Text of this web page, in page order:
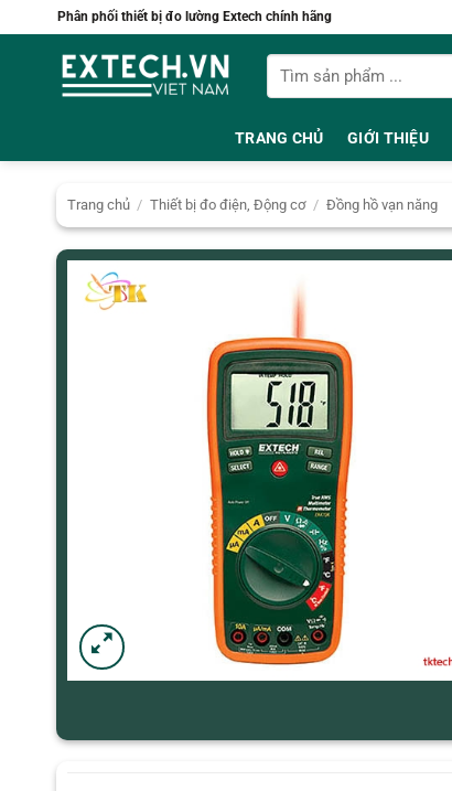
qua
Phân phối thiết bị đo lường Extech chính hãng
Tìm
kiếm:
TRANG CHỦ GIỚI THIỆU
Trang chủ / Thiết bị đo điện, Động cơ / Đồng hồ vạn năng